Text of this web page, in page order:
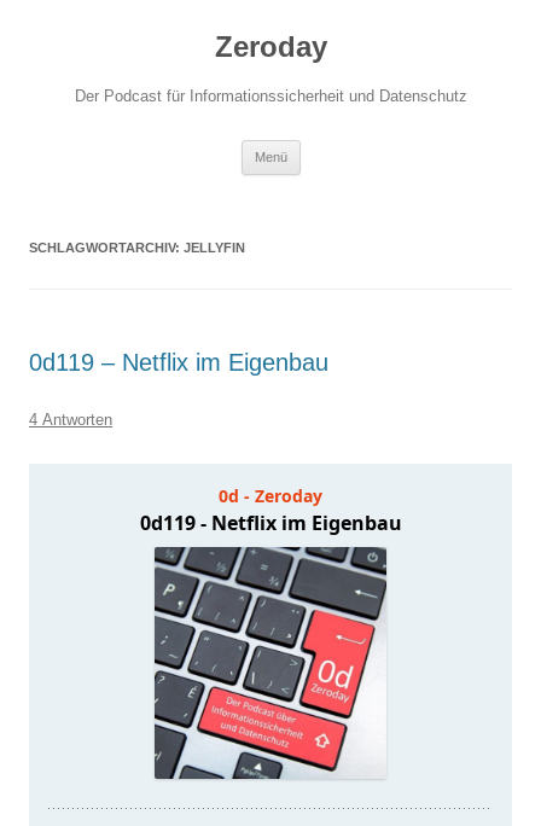
Zeroday
Der Podcast für Informationssicherheit und Datenschutz
Menü
SCHLAGWORTARCHIV: JELLYFIN
0d119 – Netflix im Eigenbau
4 Antworten